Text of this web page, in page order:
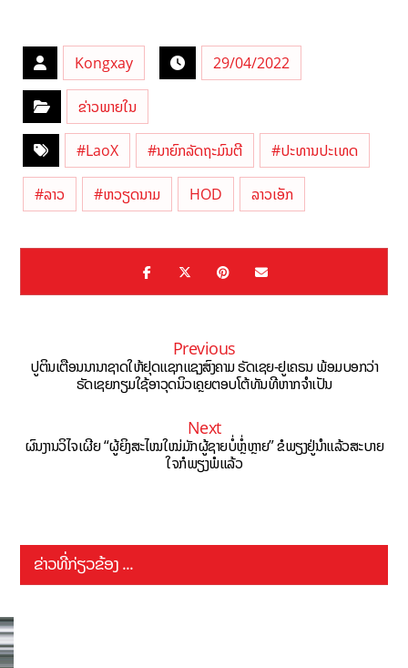
Kongxay 29/04/2022
ຂ່າວພາຍໃນ
#LaoX #ນາຍົກລັດຖະມົນຕີ #ປະທານປະເທດ
#ລາວ #ຫວຽດນາມ HOD ລາວເອັກ
Previous
ປູຕິນເຕືອນນານາຊາດໃຫ້ຢຸດແຊກແຊງສົງຄາມ ຣັດເຊຍ-ຢູເຄຣນ ພ້ອມບອກວ່າ
ຣັດເຊຍກຽມໃຊ້ອາວຸດນິວເຄຼຍຕອບໂຕ້ທັນທີຫາກຈຳເປັນ
Next
ຜົນງານວິໄຈເຜີຍ “ຜູ້ຍິງສະໄໝໃໝ່ມັກຜູ້ຊາຍບໍ່ຫຼໍ່ຫຼາຍ” ຂໍພຽງຢູ່ນຳແລ້ວສະບາຍ
ໃຈກໍພຽງພໍແລ້ວ
ຂ່າວທີ່ກ່ຽວຂ້ອງ ...